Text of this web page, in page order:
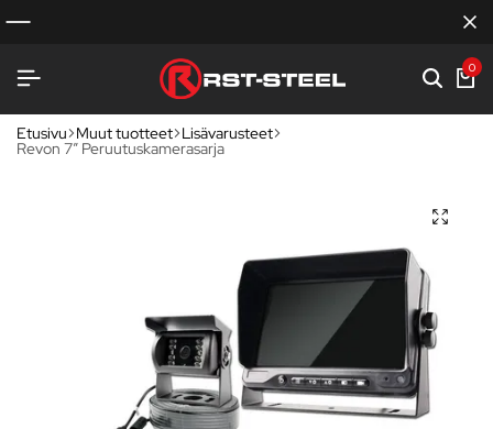
0
Etusivu Muut tuotteet Lisävarusteet
Revon 7″ Peruutuskamerasarja